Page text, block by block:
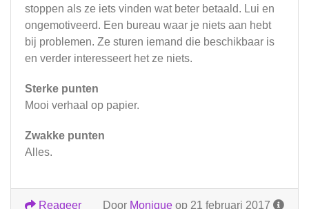
stoppen als ze iets vinden wat beter betaald. Lui en
ongemotiveerd. Een bureau waar je niets aan hebt
bij problemen. Ze sturen iemand die beschikbaar is
en verder interesseert het ze niets.
Sterke punten
Mooi verhaal op papier.
Zwakke punten
Alles.
Door Monique op 21 februari 2017
Reageer